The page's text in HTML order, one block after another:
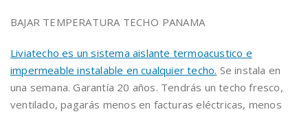
BAJAR TEMPERATURA TECHO PANAMA
Liviatecho es un sistema aislante termoacustico e
impermeable instalable en cualquier techo. Se instala en
una semana. Garantía 20 años. Tendrás un techo fresco,
ventilado, pagarás menos en facturas eléctricas, menos